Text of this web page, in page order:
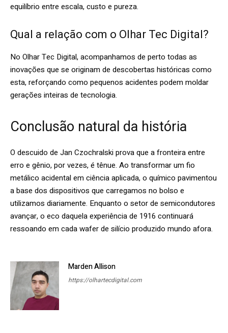
equilíbrio entre escala, custo e pureza.
Qual a relação com o Olhar Tec Digital?
No Olhar Tec Digital, acompanhamos de perto todas as
inovações que se originam de descobertas históricas como
esta, reforçando como pequenos acidentes podem moldar
gerações inteiras de tecnologia.
Conclusão natural da história
O descuido de Jan Czochralski prova que a fronteira entre
erro e gênio, por vezes, é tênue. Ao transformar um fio
metálico acidental em ciência aplicada, o químico pavimentou
a base dos dispositivos que carregamos no bolso e
utilizamos diariamente. Enquanto o setor de semicondutores
avançar, o eco daquela experiência de 1916 continuará
ressoando em cada wafer de silício produzido mundo afora.
Marden Allison
https://olhartecdigital.com